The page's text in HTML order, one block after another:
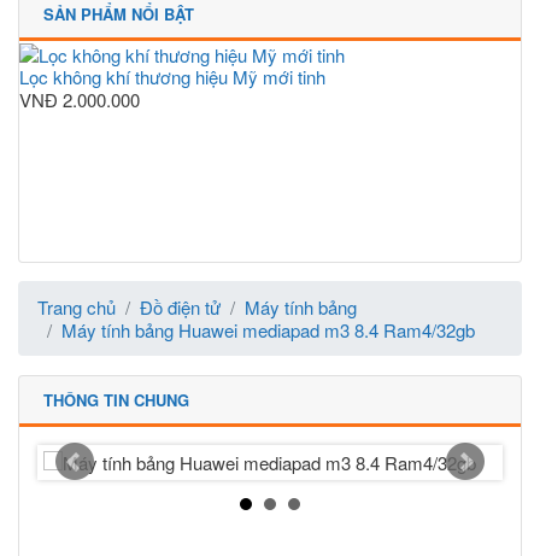
SẢN PHẨM NỔI BẬT
Lọc không khí thương hiệu Mỹ mới tinh
VNĐ 2.000.000
Trang chủ Đồ điện tử
Máy tính bảng
Máy tính bảng Huawei mediapad m3 8.4 Ram4/32gb
THÔNG TIN CHUNG